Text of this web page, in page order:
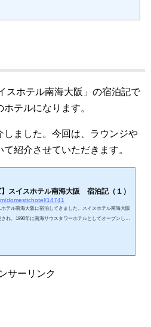
スホテル南海大阪」の宿泊記で
テルになります。
ました。 今回は、ラウンジや
紹介させていただきます。
】スイスホテル南海大阪 宿泊記（１）
domestichotel/14741
テル南海大阪に宿泊してきました。スイスホテル南海大阪
れ、1990年に南海サウスタワーホテルとしてオープンしま
、20...
サーリンク